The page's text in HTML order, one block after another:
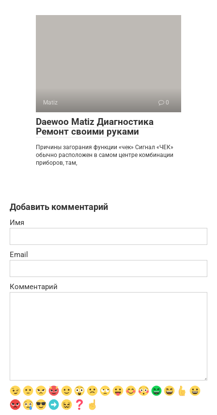
Matiz 0
Daewoo Matiz Диагностика
Ремонт своими руками
Причины загорания функции «чек» Сигнал «ЧЕК»
обычно расположен в самом центре комбинации
приборов, там,
Добавить комментарий
Имя
Email
Комментарий